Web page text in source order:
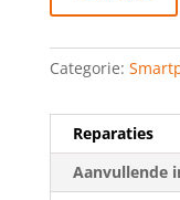
Categorie:
Reparaties
Aanvullende